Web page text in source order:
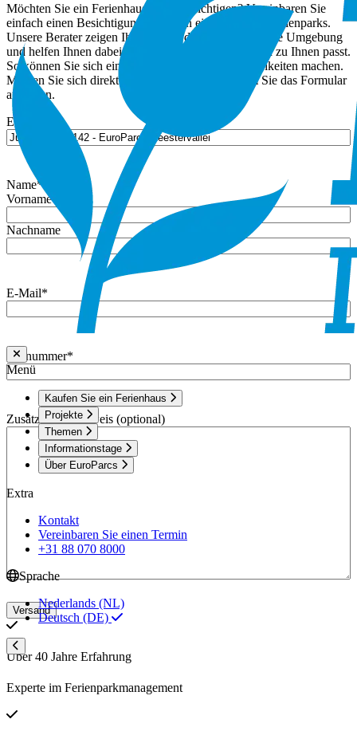
Menü
Kaufen Sie ein Ferienhaus
Projekte
Themen
Informationstage
Über EuroParcs
Extra
Kontakt
Vereinbaren Sie einen Termin
+31 88 070 8000
Sprache
Nederlands (NL)
Deutsch (DE)
Möchten Sie ein Ferienhaus selbst besichtigen? Vereinbaren Sie
einfach einen Besichtigungstermin in einem unserer Ferienparks.
Unsere Berater zeigen Ihnen gerne die Häuser und ihre Umgebung
und helfen Ihnen dabei, zu überlegen, was am besten zu Ihnen passt.
So können Sie sich ein klares Bild von den Möglichkeiten machen.
Melden Sie sich direkt für einen Termin an, indem Sie das Formular
ausfüllen.
Eigentum
Name*
Vorname
Nachname
E-Mail*
Rufnummer*
Zusätzlicher Hinweis (optional)
Versand
Über 40 Jahre Erfahrung
Experte im Ferienparkmanagement